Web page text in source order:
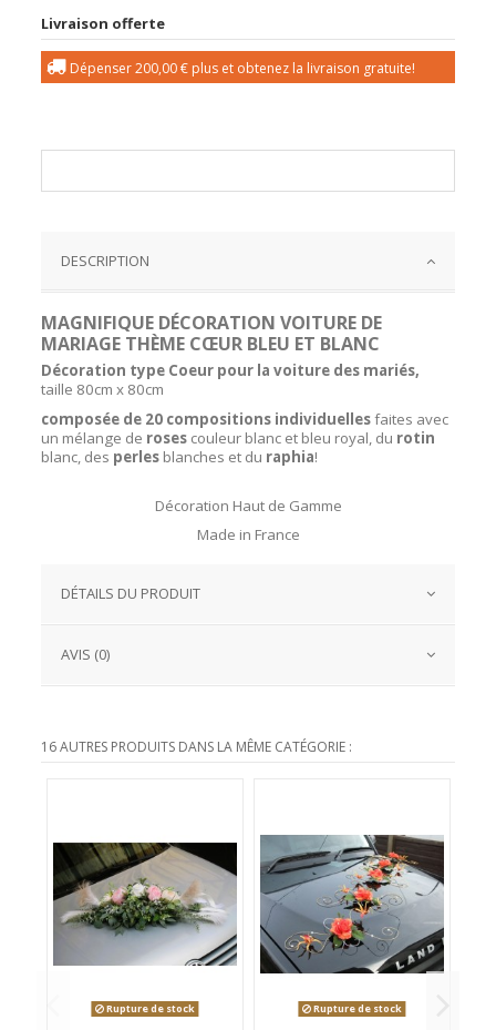
Livraison offerte
Dépenser200,00 € plus et obtenez la livraison gratuite!
DESCRIPTION
MAGNIFIQUE DÉCORATION VOITURE DE
MARIAGE THÈME CŒUR BLEU ET BLANC
Décoration type Coeur pour la voiture des mariés,
taille 80cm x 80cm
composée de 20 compositions individuellesfaites avec
un mélange de roses couleur blanc et bleu royal, du rotin
blanc, des perles blanches et du raphia!
Décoration Haut de Gamme
Made in France
DÉTAILS DU PRODUIT
AVIS (0)
16 AUTRES PRODUITS DANS LA MÊME CATÉGORIE :
Rupture de stock Rupture de stock